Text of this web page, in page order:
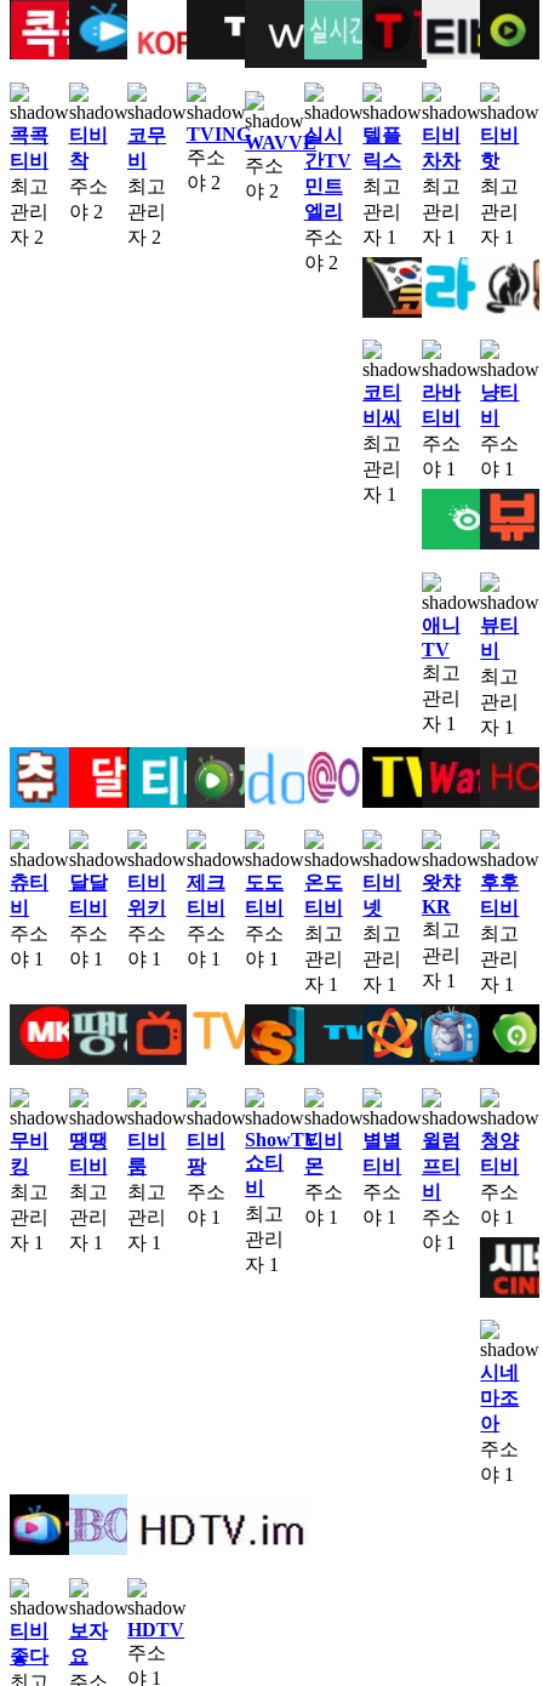
콕콕
티비
최고
관리
자 2
티비
착
주소
야 2
코무
비
최고
관리
자 2
TVING
주소
야 2
WAVVE
주소
야 2
실시
간TV
민트
엘리
주소
야 2
텔플
릭스
최고
관리
자 1
티비
차차
최고
관리
자 1
티비
핫
최고
관리
자 1
코티
비씨
최고
관리
자 1
라바
티비
주소
야 1
냥티
비
주소
야 1
애니
TV
최고
관리
자 1
뷰티
비
최고
관리
자 1
츄티
비
주소
야 1
달달
티비
주소
야 1
티비
위키
주소
야 1
제크
티비
주소
야 1
도도
티비
주소
야 1
온도
티비
최고
관리
자 1
티비
넷
최고
관리
자 1
왓챠
KR
최고
관리
자 1
후후
티비
최고
관리
자 1
무비
킹
최고
관리
자 1
땡땡
티비
최고
관리
자 1
티비
룸
최고
관리
자 1
티비
팡
주소
야 1
ShowTV
쇼티
비
최고
관리
자 1
티비
몬
주소
야 1
별별
티비
주소
야 1
윌럼
프티
비
주소
야 1
청양
티비
주소
야 1
시네
마조
아
주소
야 1
티비
좋다
최고
보자
요
주소
HDTV
주소
야 1